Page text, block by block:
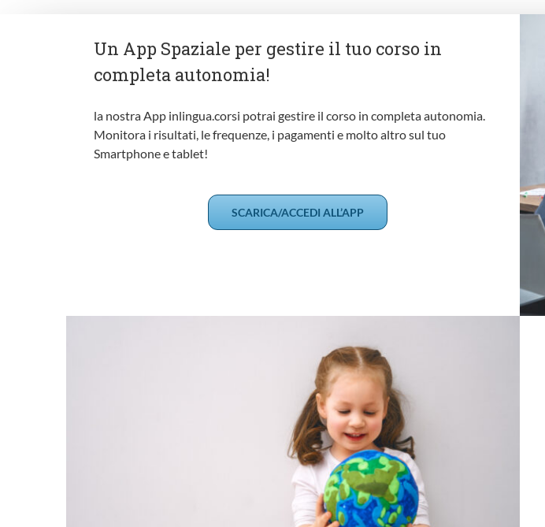
Un App Spaziale per gestire il tuo corso in
completa autonomia!
la nostra App inlingua.corsi potrai gestire il corso in completa autonomia.
Monitora i risultati, le frequenze, i pagamenti e molto altro sul tuo
Smartphone e tablet!
SCARICA/ACCEDI ALL’APP